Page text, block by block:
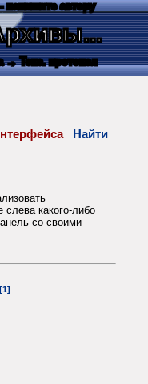
напишите автору
→ Текс. протокол
Найти
какого-либо
со своими
[1]